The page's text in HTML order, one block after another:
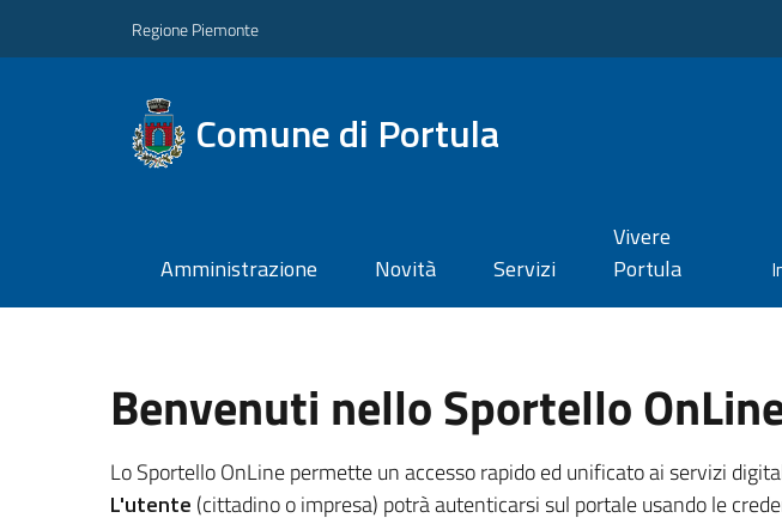
Regione Piemonte
Comune di Portula
Amministrazione Novità Servizi
Vivere
Portula
Benvenuti nello Sportello
Lo Sportello OnLine permette un accesso rapido ed unificato ai servizi
L'utente (cittadino o impresa) potrà autenticarsi sul portale usando le